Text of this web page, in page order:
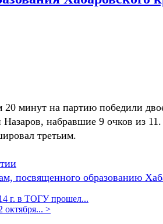
20 минут на партию победили
набравшие 9 очков из
третьим.
посвященного образованию
г. в ТОГУ прошел...
октября... >